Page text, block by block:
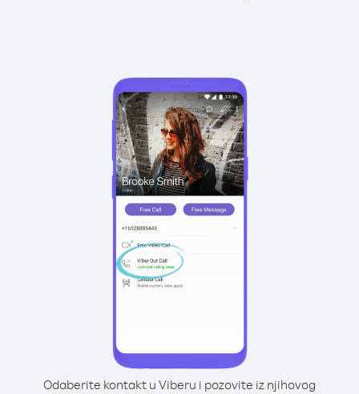
Odaberite kontakt u Viberu i pozovite iz njihovog